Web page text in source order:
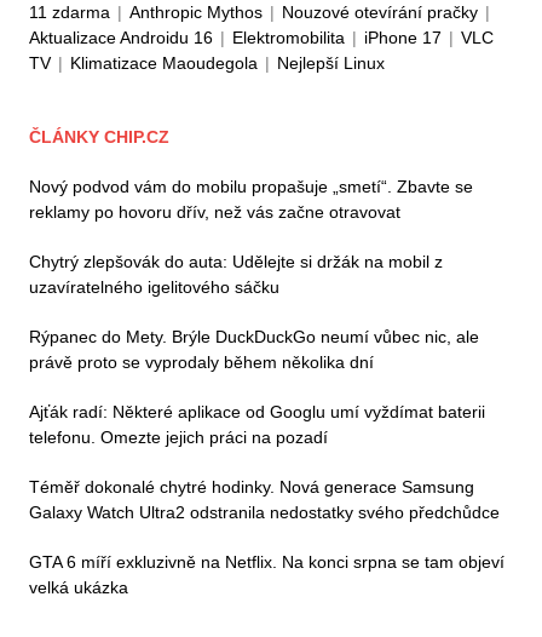
11 zdarma | Anthropic Mythos | Nouzové otevírání pračky |
Aktualizace Androidu 16 | Elektromobilita | iPhone 17 | VLC
TV | Klimatizace Maoudegola | Nejlepší Linux
ČLÁNKY CHIP.CZ
Nový podvod vám do mobilu propašuje „smetí“. Zbavte se
reklamy po hovoru dřív, než vás začne otravovat
Chytrý zlepšovák do auta: Udělejte si držák na mobil z
uzavíratelného igelitového sáčku
Rýpanec do Mety. Brýle DuckDuckGo neumí vůbec nic, ale
právě proto se vyprodaly během několika dní
Ajťák radí: Některé aplikace od Googlu umí vyždímat baterii
telefonu. Omezte jejich práci na pozadí
Téměř dokonalé chytré hodinky. Nová generace Samsung
Galaxy Watch Ultra2 odstranila nedostatky svého předchůdce
GTA 6 míří exkluzivně na Netflix. Na konci srpna se tam objeví
velká ukázka